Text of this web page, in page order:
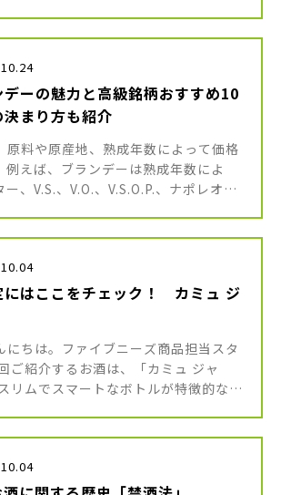
ーの魅力と高級銘柄おすすめ10
まり方も紹介
原料や原産地、熟成年数によって価格
例えば、ブランデーは熟成年数によ
ー、V.S.、V.O.、V.S.O.P.、ナポレオン
にはここをチェック！ カミュ ジ
にちは。ファイブニーズ商品担当スタ
ご紹介するお酒は、「カミュ ジャ
リムでスマートなボトルが特徴的なカ